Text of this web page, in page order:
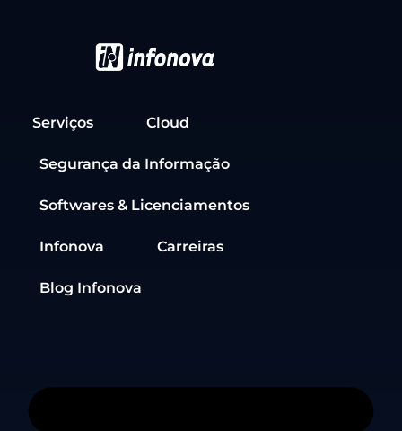
Serviços Cloud
Segurança da Informação
Softwares & Licenciamentos
Infonova Carreiras
Blog Infonova